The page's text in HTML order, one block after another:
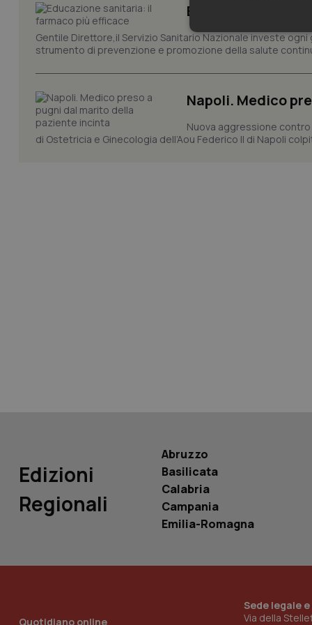
Educazione
Gentile Direttore,il Servizio Sanitario Nazionale investe
strumento di prevenzione e promozione della salute
Napoli. Medico
Nuova aggressione
di Ostetricia e Ginecologia dell’Aou Federico II di Napoli
Edizioni
Regionali
Abruzzo
Basilicata
Calabria
Campania
Emilia-Romagna
Quotidiano online
Sede legale
Via della
_ga_KM60CM4NPH